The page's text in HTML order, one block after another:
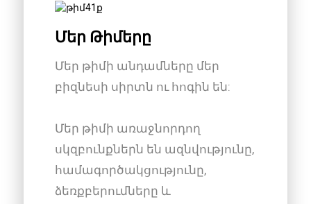
Մեր Թիմերը
Մեր թիմի անդամները մեր
բիզնեսի սիրտն ու հոգին են:
Մեր թիմի առաջնորդող
սկզբունքներն են ազնվությունը,
համագործակցությունը,
ձեռքբերումները և